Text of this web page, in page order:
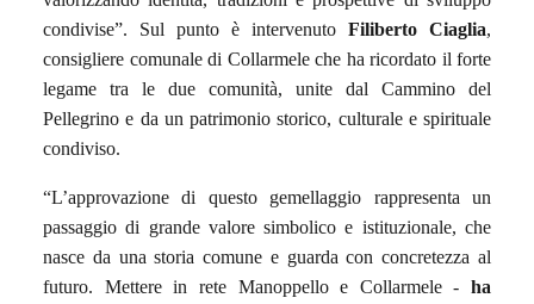
condivise”. Sul punto è intervenuto Filiberto Ciaglia,
consigliere comunale di Collarmele che ha ricordato il forte
legame tra le due comunità, unite dal Cammino del
Pellegrino e da un patrimonio storico, culturale e spirituale
condiviso.
“L’approvazione di questo gemellaggio rappresenta un
passaggio di grande valore simbolico e istituzionale, che
nasce da una storia comune e guarda con concretezza al
futuro. Mettere in rete Manoppello e Collarmele - ha